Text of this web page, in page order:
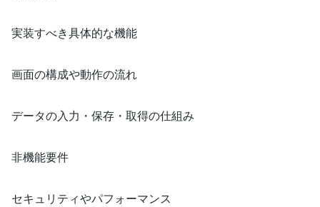
実装すべき具体的な機能
画面の構成や動作の流れ
データの入力・保存・取得の仕組み
非機能要件
セキュリティやパフォーマンス